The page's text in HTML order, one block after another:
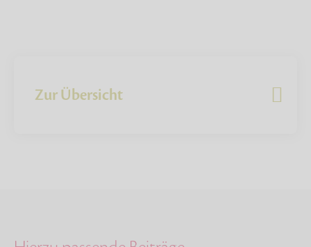
Zur Übersicht